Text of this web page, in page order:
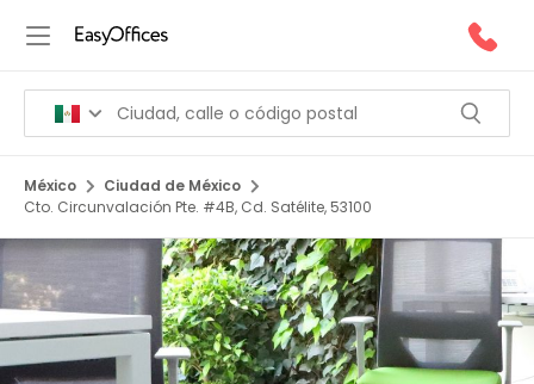
México
Ciudad de México
Cto. Circunvalación Pte. #4B, Cd. Satélite, 53100